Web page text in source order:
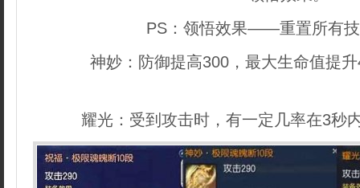
PS：领悟效果——重置所有技
神妙：防御提高300，最大生命值提升
耀光：受到攻击时，有一定几率在3秒